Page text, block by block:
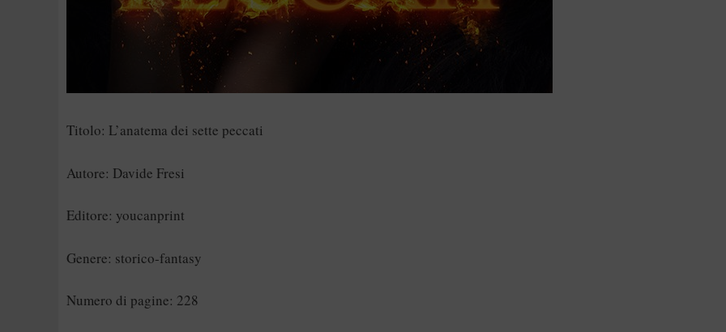
Titolo: L’anatema dei sette peccati
Autore: Davide Fresi
Editore: youcanprint
Genere: storico-fantasy
Numero di pagine: 228